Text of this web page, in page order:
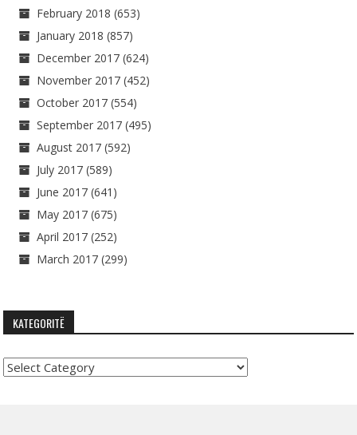
February 2018 (653)
January 2018 (857)
December 2017 (624)
November 2017 (452)
October 2017 (554)
September 2017 (495)
August 2017 (592)
July 2017 (589)
June 2017 (641)
May 2017 (675)
April 2017 (252)
March 2017 (299)
KATEGORITË
Kategoritë